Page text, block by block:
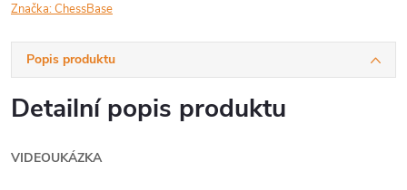
Značka:ChessBase
Popis produktu
Detailní popis produktu
VIDEOUKÁZKA